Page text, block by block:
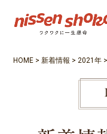
HOME >新着情報 >2021年 >